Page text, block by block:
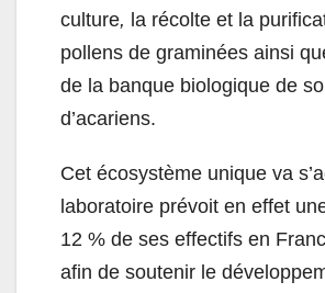
culture, la récolte et la
pollens de graminées ainsi
de la banque biologique de
d’acariens.
Cet écosystème unique va
laboratoire prévoit en effet
12 % de ses effectifs en
afin de soutenir le